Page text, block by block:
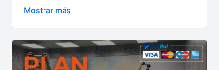
Después US$17.95 por 1 mes cobro
Renovación automática mensual / Cancela cuando
Lo que necesitas para ser tu mejor versión, todo en
un solo lugar; clases NUEVAS de lunes a sábado
6am, más de 15 programas grabados para todos los